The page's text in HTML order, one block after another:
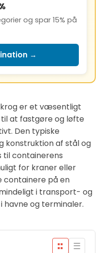
og spar 15% på
→
er et væsentligt
at fastgøre og løfte
Den typiske
konstruktion af stål og
til containerens
for kraner eller
på en
i transport- og
havne og terminaler.
■■
■■ ☰